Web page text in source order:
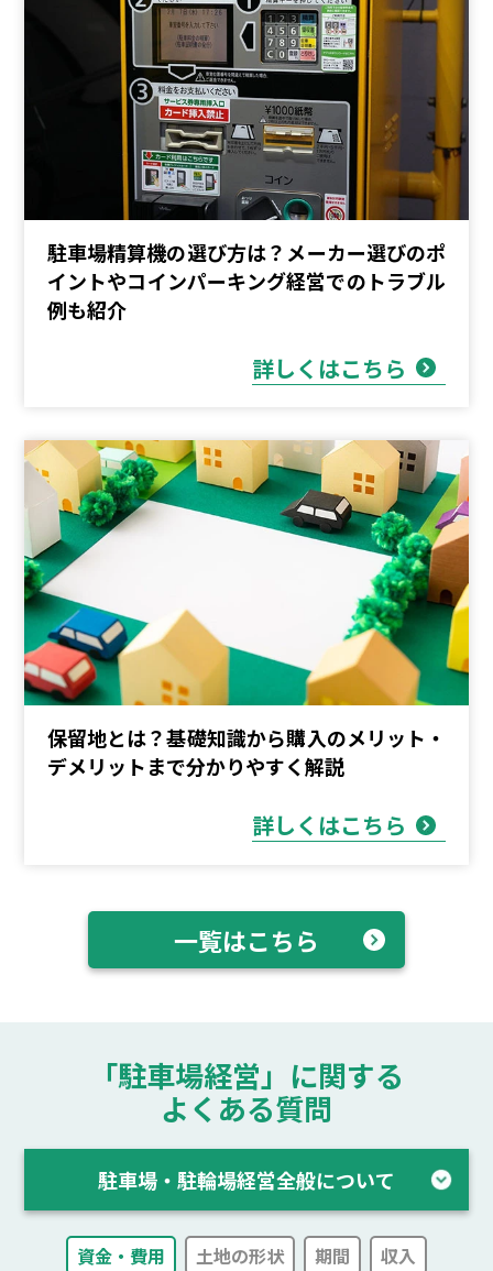
駐車場精算機の選び方は？メーカー選びのポ
イントやコインパーキング経営でのトラブル
例も紹介
詳しくはこちら
保留地とは？基礎知識から購入のメリット・
デメリットまで分かりやすく解説
詳しくはこちら
一覧はこちら
「駐車場経営」に関する
よくある質問
駐車場・駐輪場経営全般について
資金・費用 土地の形状 期間
収入